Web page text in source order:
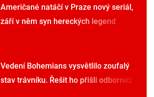
Američané natáčí v Praze nový seriál,
září v něm syn hereckých legend
Vedení Bohemians vysvětlilo zoufalý
stav trávníku. Řešit ho přišli odborníci